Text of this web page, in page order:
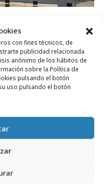
con fines técnicos, de
publicidad relacionada
anónimo de los hábitos de
sobre la Política de
pulsando el botón
uso pulsando el botón
para ubicar